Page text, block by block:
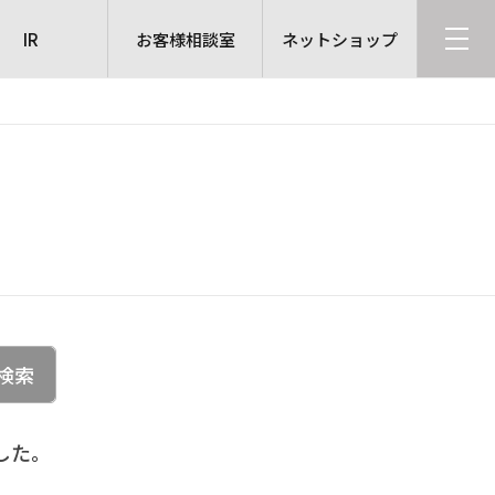
IR お客様相談室 ネットショップ
索
。